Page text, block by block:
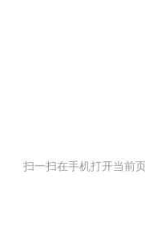
扫一扫在手机打开当前页